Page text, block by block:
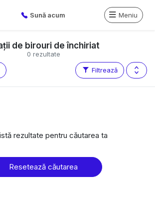
Sună acum Meniu
0 rezultate
de birouri de închiriat
Filtrează
rezultate pentru căutarea ta
Resetează căutarea